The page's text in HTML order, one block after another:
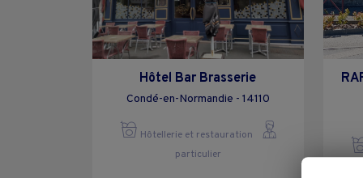
Hôtel Bar Brasserie
Condé-en-Normandie - 14110
Hôtellerie et restauration
particulier